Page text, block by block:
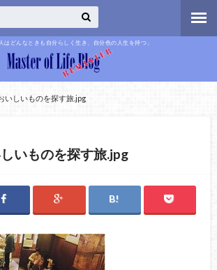
はどんなときも自分らしく生き、自分色の人生を持つ」
いしいものを探す旅.jpg
いものを探す旅.jpg